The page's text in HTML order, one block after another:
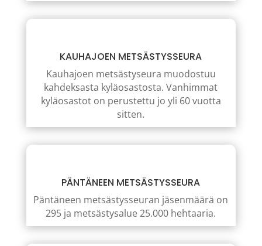
KAUHAJOEN METSÄSTYSSEURA
Kauhajoen metsästyseura muodostuu
kahdeksasta kyläosastosta. Vanhimmat
kyläosastot on perustettu jo yli 60 vuotta
sitten.
PÄNTÄNEEN METSÄSTYSSEURA
Päntäneen metsästysseuran jäsenmäärä on
295 ja metsästysalue 25.000 hehtaaria.